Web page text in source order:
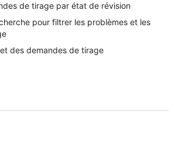
de tirage par état de révision
pour filtrer les problèmes et les
des demandes de tirage